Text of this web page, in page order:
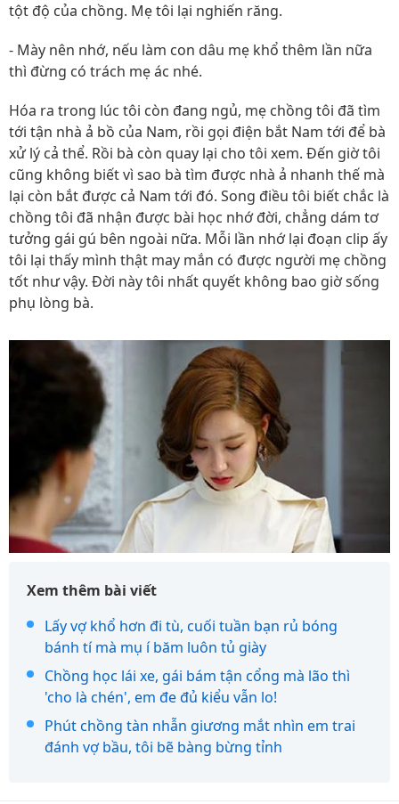
tột độ của chồng. Mẹ tôi lại nghiến răng.
- Mày nên nhớ, nếu làm con dâu mẹ khổ thêm lần nữa
thì đừng có trách mẹ ác nhé.
Hóa ra trong lúc tôi còn đang ngủ, mẹ chồng tôi đã tìm
tới tận nhà ả bồ của Nam, rồi gọi điện bắt Nam tới để bà
xử lý cả thể. Rồi bà còn quay lại cho tôi xem. Đến giờ tôi
cũng không biết vì sao bà tìm được nhà ả nhanh thế mà
lại còn bắt được cả Nam tới đó. Song điều tôi biết chắc là
chồng tôi đã nhận được bài học nhớ đời, chẳng dám tơ
tưởng gái gú bên ngoài nữa. Mỗi lần nhớ lại đoạn clip ấy
tôi lại thấy mình thật may mắn có được người mẹ chồng
tốt như vậy. Đời này tôi nhất quyết không bao giờ sống
phụ lòng bà.
Xem thêm bài viết
Lấy vợ khổ hơn đi tù, cuối tuần bạn rủ bóng
bánh tí mà mụ í băm luôn tủ giày
Chồng học lái xe, gái bám tận cổng mà lão thì
'cho là chén', em đe đủ kiểu vẫn lo!
Phút chồng tàn nhẫn giương mắt nhìn em trai
đánh vợ bầu, tôi bẽ bàng bừng tỉnh